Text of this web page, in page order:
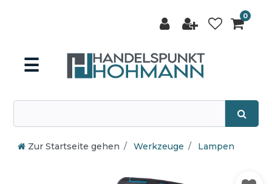
0
☰
Zur Startseite gehen Werkzeuge Lampen